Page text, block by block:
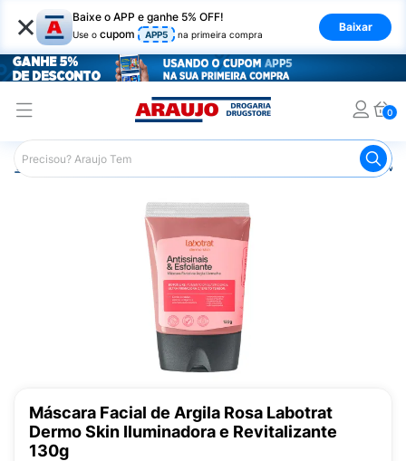
× Baixe o APP e ganhe 5% OFF!
Use o cupom APP5 na primeira compra
Baixar
0
Araujo Beleza e Cuidados Cuidados com o Rosto
Máscara Facial de Argila Rosa Labotrat
Dermo Skin Iluminadora e Revitalizante
130g